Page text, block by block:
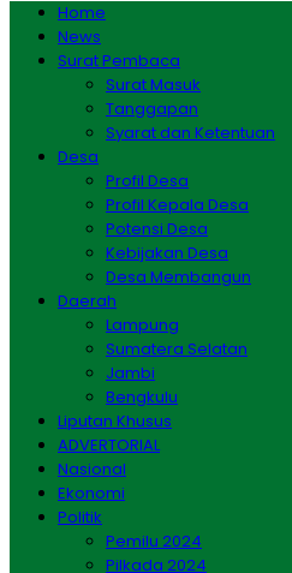
Home
News
Surat Pembaca
Surat Masuk
Tanggapan
Syarat dan Ketentuan
Desa
Profil Desa
Profil Kepala Desa
Potensi Desa
Kebijakan Desa
Desa Membangun
Daerah
Lampung
Sumatera Selatan
Jambi
Bengkulu
Liputan Khusus
ADVERTORIAL
Nasional
Ekonomi
Politik
Pemilu 2024
Pilkada 2024